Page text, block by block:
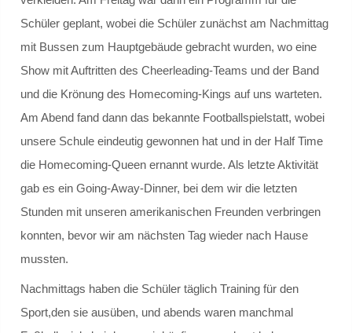
Frankreich - Pont-à-Mousson
Norwegen - Oslo
Finnland - Imatra
Lajeado - Brasilien
Integrationsarbeit
Auszeichnungen
Schüler geplant, wobei die Schüler zunächst am Nachmittag
mit Bussen zum Hauptgebäude gebracht wurden, wo eine
Show mit Auftritten des Cheerleading-Teams und der Band
und die Krönung des Homecoming-Kings auf uns warteten.
Am Abend fand dann das bekannte Footballspielstatt, wobei
unsere Schule eindeutig gewonnen hat und in der Half Time
die Homecoming-Queen ernannt wurde. Als letzte Aktivität
gab es ein Going-Away-Dinner, bei dem wir die letzten
Stunden mit unseren amerikanischen Freunden verbringen
konnten, bevor wir am nächsten Tag wieder nach Hause
mussten.
Nachmittags haben die Schüler täglich Training für den
Sport,den sie ausüben, und abends waren manchmal